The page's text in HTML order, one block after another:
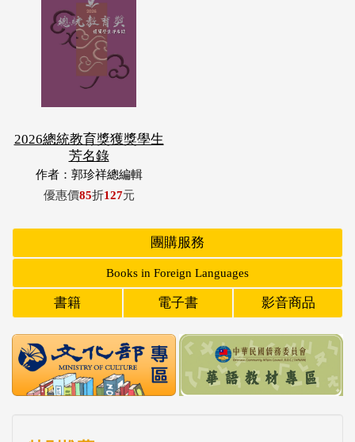
2026總統教育獎獲獎學生
芳名錄
作者：郭珍祥總編輯
優惠價85折127元
團購服務
Books in Foreign Languages
書籍 電子書 影音商品